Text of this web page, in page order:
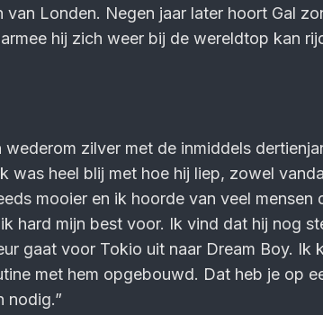
van Londen. Negen jaar later hoort Gal
hij zich weer bij de wereldtop kan
zilver met de inmiddels
was heel blij met hoe hij liep, zowel
mooier en ik hoorde van veel mensen
hard mijn best voor. Ik vind dat hij nog
gaat voor Tokio uit naar Dream Boy. Ik
met hem opgebouwd. Dat heb je op
nodig.”